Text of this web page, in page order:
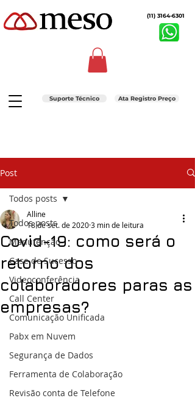
(11) 3164-6301
Suporte Técnico Ata Registro Preço
Post
Todos posts
Manutenção
Case de Sucesso
Videoconferência
Call Center
Comunicação Unificada
Pabx em Nuvem
Segurança de Dados
Ferramenta de Colaboração
Revisão conta de Telefone
Todos posts
Covid-19: como será o
retorno dos
colaboradores paras as
empresas?
Alline
18 de set. de 20203 min de leitura